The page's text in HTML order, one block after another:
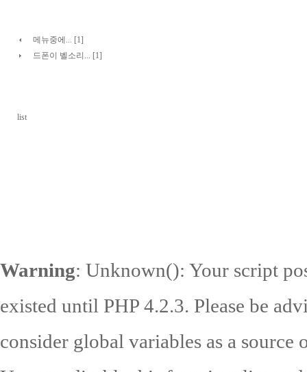
메뉴중에... [1]
드폰이 벨소리... [1]
list
Warning: Unknown(): Your script
existed until PHP 4.2.3. Please be
consider global variables as a source